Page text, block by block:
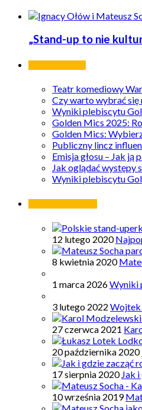
„Stand-up to nie
Teatr komediowy
Czy warto wybrać się
Wyniki plebiscytu
Golden Mics 2025:
Golden Mics:
Publiczny lincz
Emisja głosu – Jak ją
Jak oglądać występy
Wyniki plebiscytu
12 lutego 2020
8 kwietnia 2020
1 marca 2026Wyniki
3 lutego 2022 Wojtek
27 czerwca 2021
20 października 2020
17 sierpnia 2020 Jak
10 września 2019